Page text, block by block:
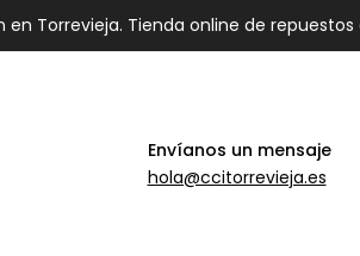
en Torrevieja. Tienda online de
Envíanos un mensaje
hola@ccitorrevieja.es